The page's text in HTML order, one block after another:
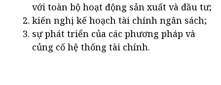
với toàn bộ hoạt động sản xuất và đầu tư;
kiến nghị kế hoạch tài chính ngân sách;
sự phát triển của các phương pháp và
củng cố hệ thống tài chính.